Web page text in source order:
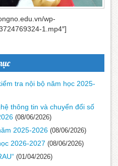
wp-
1.mp4″]
tra nội bộ năm học 2025-
thông tin và chuyển đổi số
(08/06/2026)
2025-2026 (08/06/2026)
2026-2027 (08/06/2026)
(01/04/2026)